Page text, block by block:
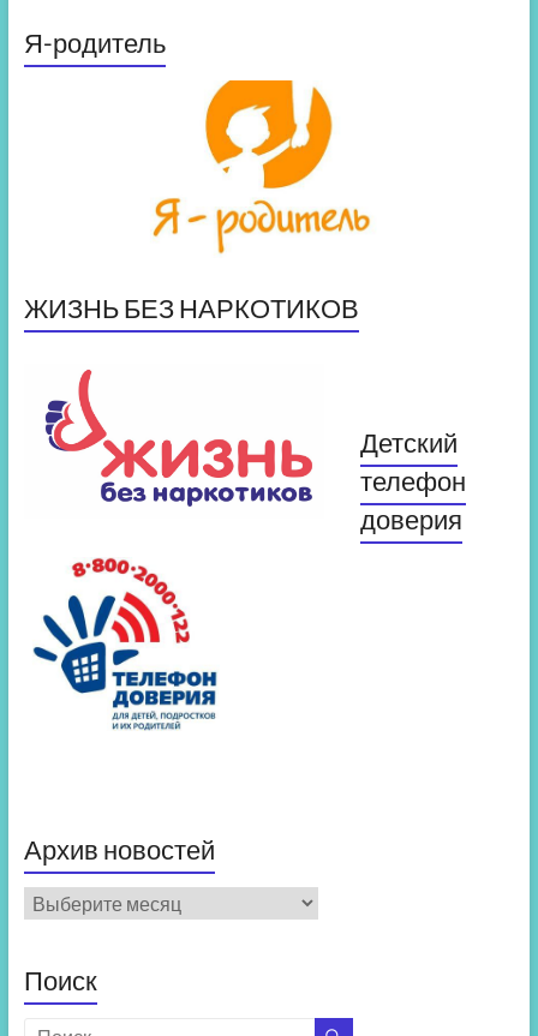
Я-родитель
ЖИЗНЬ БЕЗ НАРКОТИКОВ
Детский
телефон
доверия
Архив новостей
Архив
новостей
Поиск